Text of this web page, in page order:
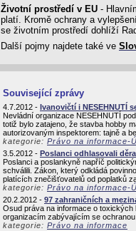
Životní prostředí v EU -
platí. Kromě ochrany a
se životním prostředí dohlíží
Další pojmy najdete také ve
Související zprávy
4.7.2012 - Ivanovičtí i NESEHNUTÍ
Nevládní organizace NESEHNUTÍ
totiž bylo zatajeno, že stavba hobby
autorizovaným inspektorem: tajně a
kategorie: Právo na informace-
3.5.2012 - Poslanci odhlasovali
Poslanci a poslankyně napříč
schválili. Zákon, který odkládá
platících znečišťovatelů od poplatků
kategorie: Právo na informace-
20.2.2012 - 97 zahraničních a
Osud práva na informace o
organizacím zabývajícím se
kategorie: Právo na informace